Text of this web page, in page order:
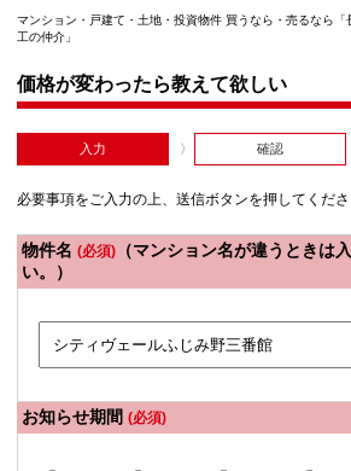
マンション・戸建て・土地・投資物件 買うなら・売るなら「
工の仲介」
価格が変わったら教えて欲しい
入力 確認
必要事項をご入力の上、送信ボタンを押してくださ
物件名 (必須) （マンション名が違うときは
い。）
お知らせ期間 (必須)